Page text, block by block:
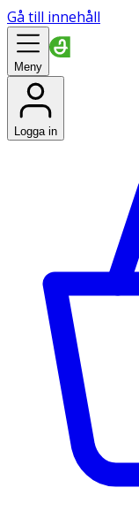
Gå till innehåll
Meny
Logga in